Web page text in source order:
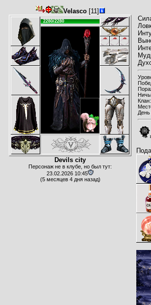
Velasco[11]
2280/2280
Devils city
Персонаж не в клубе, но был тут:
23.02.2026 10:45
(5 месяцев 4 дня назад)
Клан: